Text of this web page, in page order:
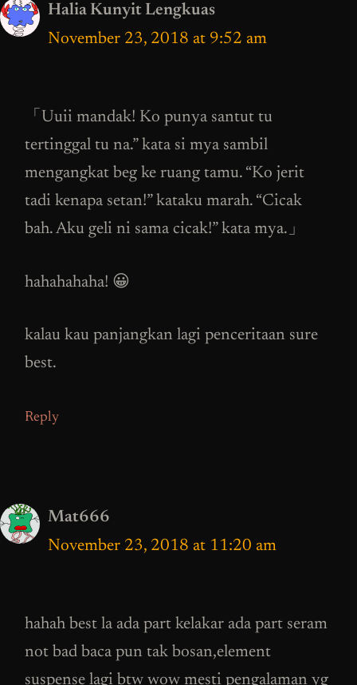
Halia Kunyit Lengkuas
November 23, 2018 at 9:52 am
「Uuii mandak! Ko punya santut tu
tertinggal tu na.” kata si mya sambil
mengangkat beg ke ruang tamu. “Ko jerit
tadi kenapa setan!” kataku marah. “Cicak
bah. Aku geli ni sama cicak!” kata mya.」
hahahahaha! 😀
kalau kau panjangkan lagi penceritaan sure
best.
Reply
Mat666
November 23, 2018 at 11:20 am
hahah best la ada part kelakar ada part seram
not bad baca pun tak bosan,element
suspense lagi btw wow mesti pengalaman yg